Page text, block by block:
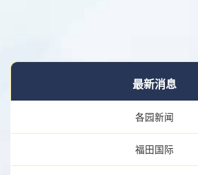
最新消息
各园新闻
福田国际